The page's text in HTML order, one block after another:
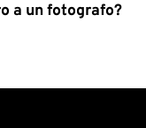
a un fotografo?